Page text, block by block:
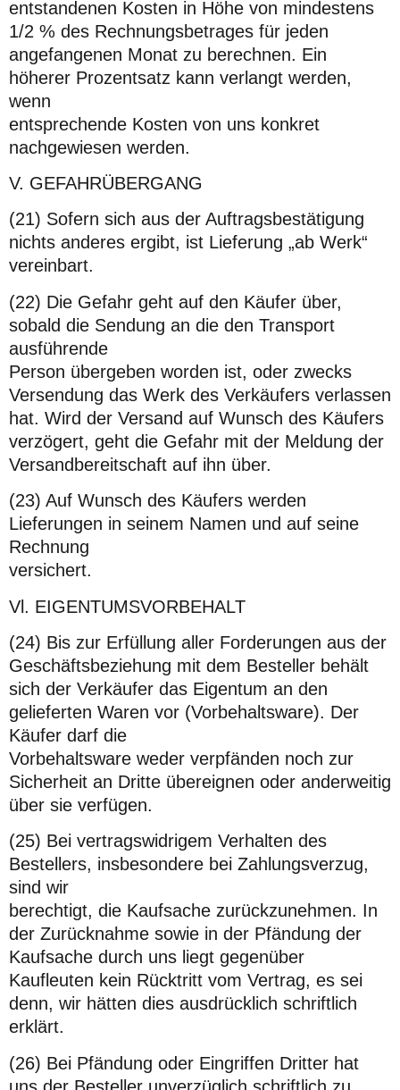
entstandenen Kosten in Höhe von mindestens
1/2 % des Rechnungsbetrages für jeden
angefangenen Monat zu berechnen. Ein
höherer Prozentsatz kann verlangt werden,
wenn
entsprechende Kosten von uns konkret
nachgewiesen werden.
V. GEFAHRÜBERGANG
(21) Sofern sich aus der Auftragsbestätigung
nichts anderes ergibt, ist Lieferung „ab Werk“
vereinbart.
(22) Die Gefahr geht auf den Käufer über,
sobald die Sendung an die den Transport
ausführende
Person übergeben worden ist, oder zwecks
Versendung das Werk des Verkäufers verlassen
hat. Wird der Versand auf Wunsch des Käufers
verzögert, geht die Gefahr mit der Meldung der
Versandbereitschaft auf ihn über.
(23) Auf Wunsch des Käufers werden
Lieferungen in seinem Namen und auf seine
Rechnung
versichert.
Vl. EIGENTUMSVORBEHALT
(24) Bis zur Erfüllung aller Forderungen aus der
Geschäftsbeziehung mit dem Besteller behält
sich der Verkäufer das Eigentum an den
gelieferten Waren vor (Vorbehaltsware). Der
Käufer darf die
Vorbehaltsware weder verpfänden noch zur
Sicherheit an Dritte übereignen oder anderweitig
über sie verfügen.
(25) Bei vertragswidrigem Verhalten des
Bestellers, insbesondere bei Zahlungsverzug,
sind wir
berechtigt, die Kaufsache zurückzunehmen. In
der Zurücknahme sowie in der Pfändung der
Kaufsache durch uns liegt gegenüber
Kaufleuten kein Rücktritt vom Vertrag, es sei
denn, wir hätten dies ausdrücklich schriftlich
erklärt.
(26) Bei Pfändung oder Eingriffen Dritter hat